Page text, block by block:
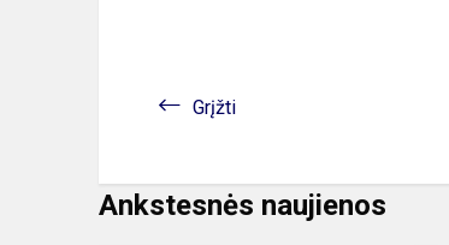
Grįžti
Ankstesnės naujienos